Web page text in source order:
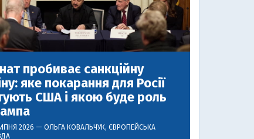
пробиває санкційну
яке покарання для Росії
США і якою буде роль
2026 — ОЛЬГА КОВАЛЬЧУК, ЄВРОПЕЙСЬКА